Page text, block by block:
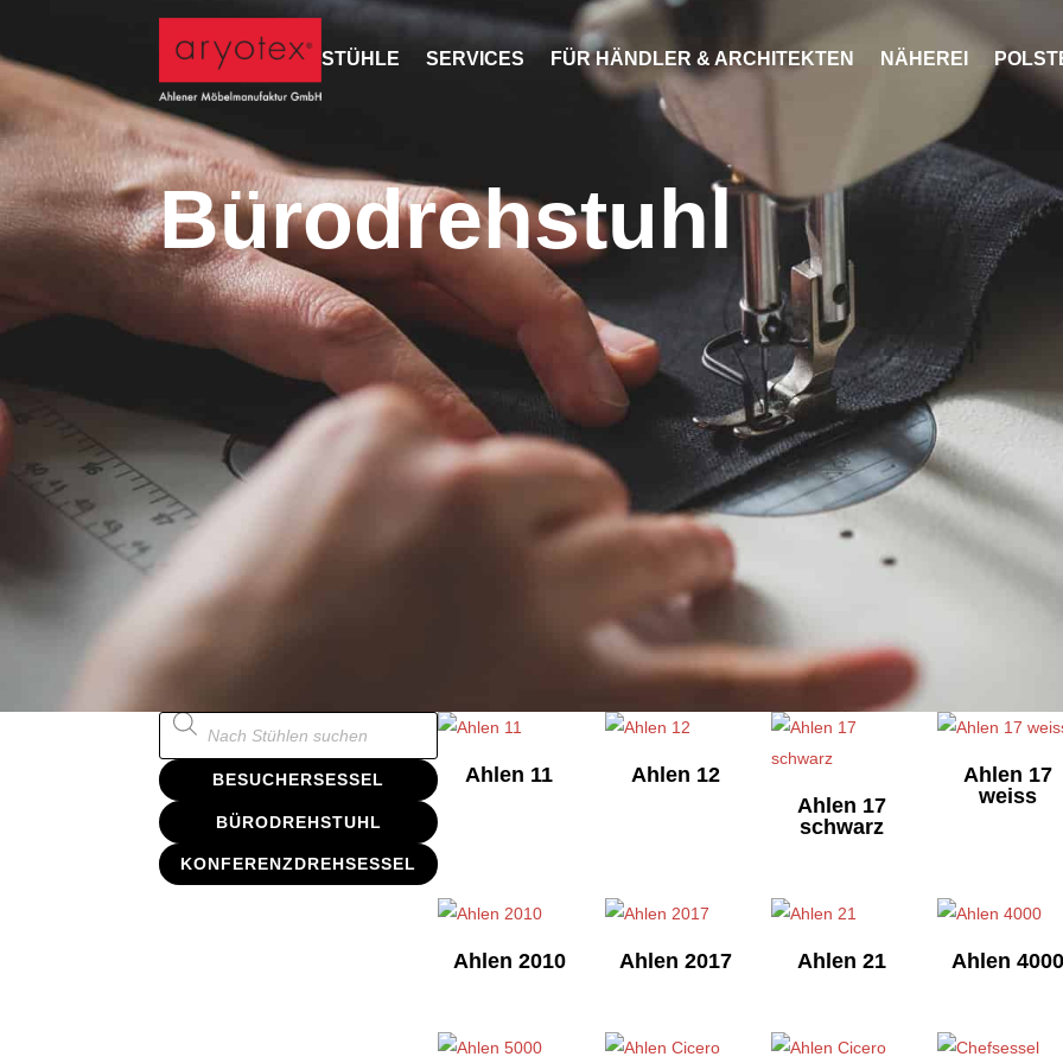
STÜHLE SERVICES FÜR HÄNDLER & ARCHITEKTEN NÄHEREI
Bürodrehstuhl
Products
search
BESUCHERSESSEL
BÜRODREHSTUHL
KONFERENZDREHSESSEL
Ahlen 11
Ahlen 12
Ahlen 17
schwarz
Ahlen 17
weiss
Ahlen 2010 Ahlen 2017 Ahlen 21 Ahlen 4000